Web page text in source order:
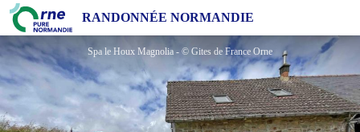
RANDONNÉE NORMANDIE
Gîte Spa le Houx Magnolia
Spa le Houx Magnolia - © Gites de France Orne